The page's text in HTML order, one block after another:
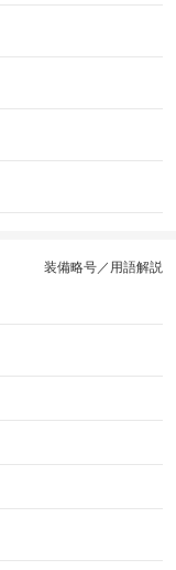
装備略号／用語解説